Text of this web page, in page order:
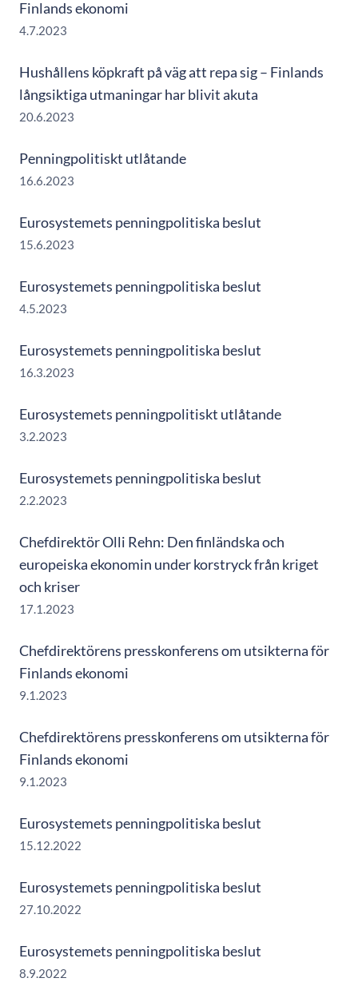
Finlands ekonomi
4.7.2023
Hushållens köpkraft på väg att repa sig – Finlands
långsiktiga utmaningar har blivit akuta
20.6.2023
Penningpolitiskt utlåtande
16.6.2023
Eurosystemets penningpolitiska beslut
15.6.2023
Eurosystemets penningpolitiska beslut
4.5.2023
Eurosystemets penningpolitiska beslut
16.3.2023
Eurosystemets penningpolitiskt utlåtande
3.2.2023
Eurosystemets penningpolitiska beslut
2.2.2023
Chefdirektör Olli Rehn: Den finländska och
europeiska ekonomin under korstryck från kriget
och kriser
17.1.2023
Chefdirektörens presskonferens om utsikterna för
Finlands ekonomi
9.1.2023
Chefdirektörens presskonferens om utsikterna för
Finlands ekonomi
9.1.2023
Eurosystemets penningpolitiska beslut
15.12.2022
Eurosystemets penningpolitiska beslut
27.10.2022
Eurosystemets penningpolitiska beslut
8.9.2022